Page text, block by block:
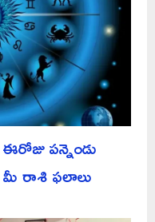
పన్నెండు
మీ రాశి ఫలాలు